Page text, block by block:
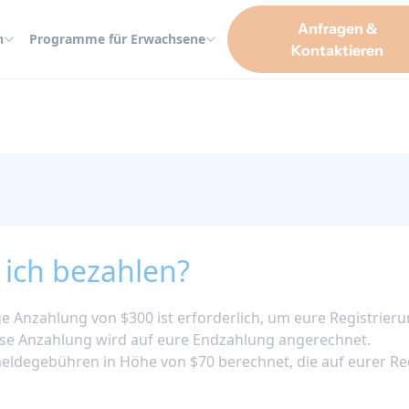
Programme für Erwachsene
Anfragen &
Kontaktieren
bezahlen?
Anzahlung von $300 ist erforderlich, um eure
Anzahlung wird auf eure Endzahlung angerechnet.
in Höhe von $70 berechnet, die auf eurer